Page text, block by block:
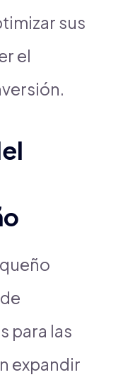
sus
el
para las
expandir